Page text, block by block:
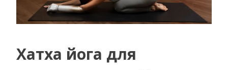
Хатха йога для